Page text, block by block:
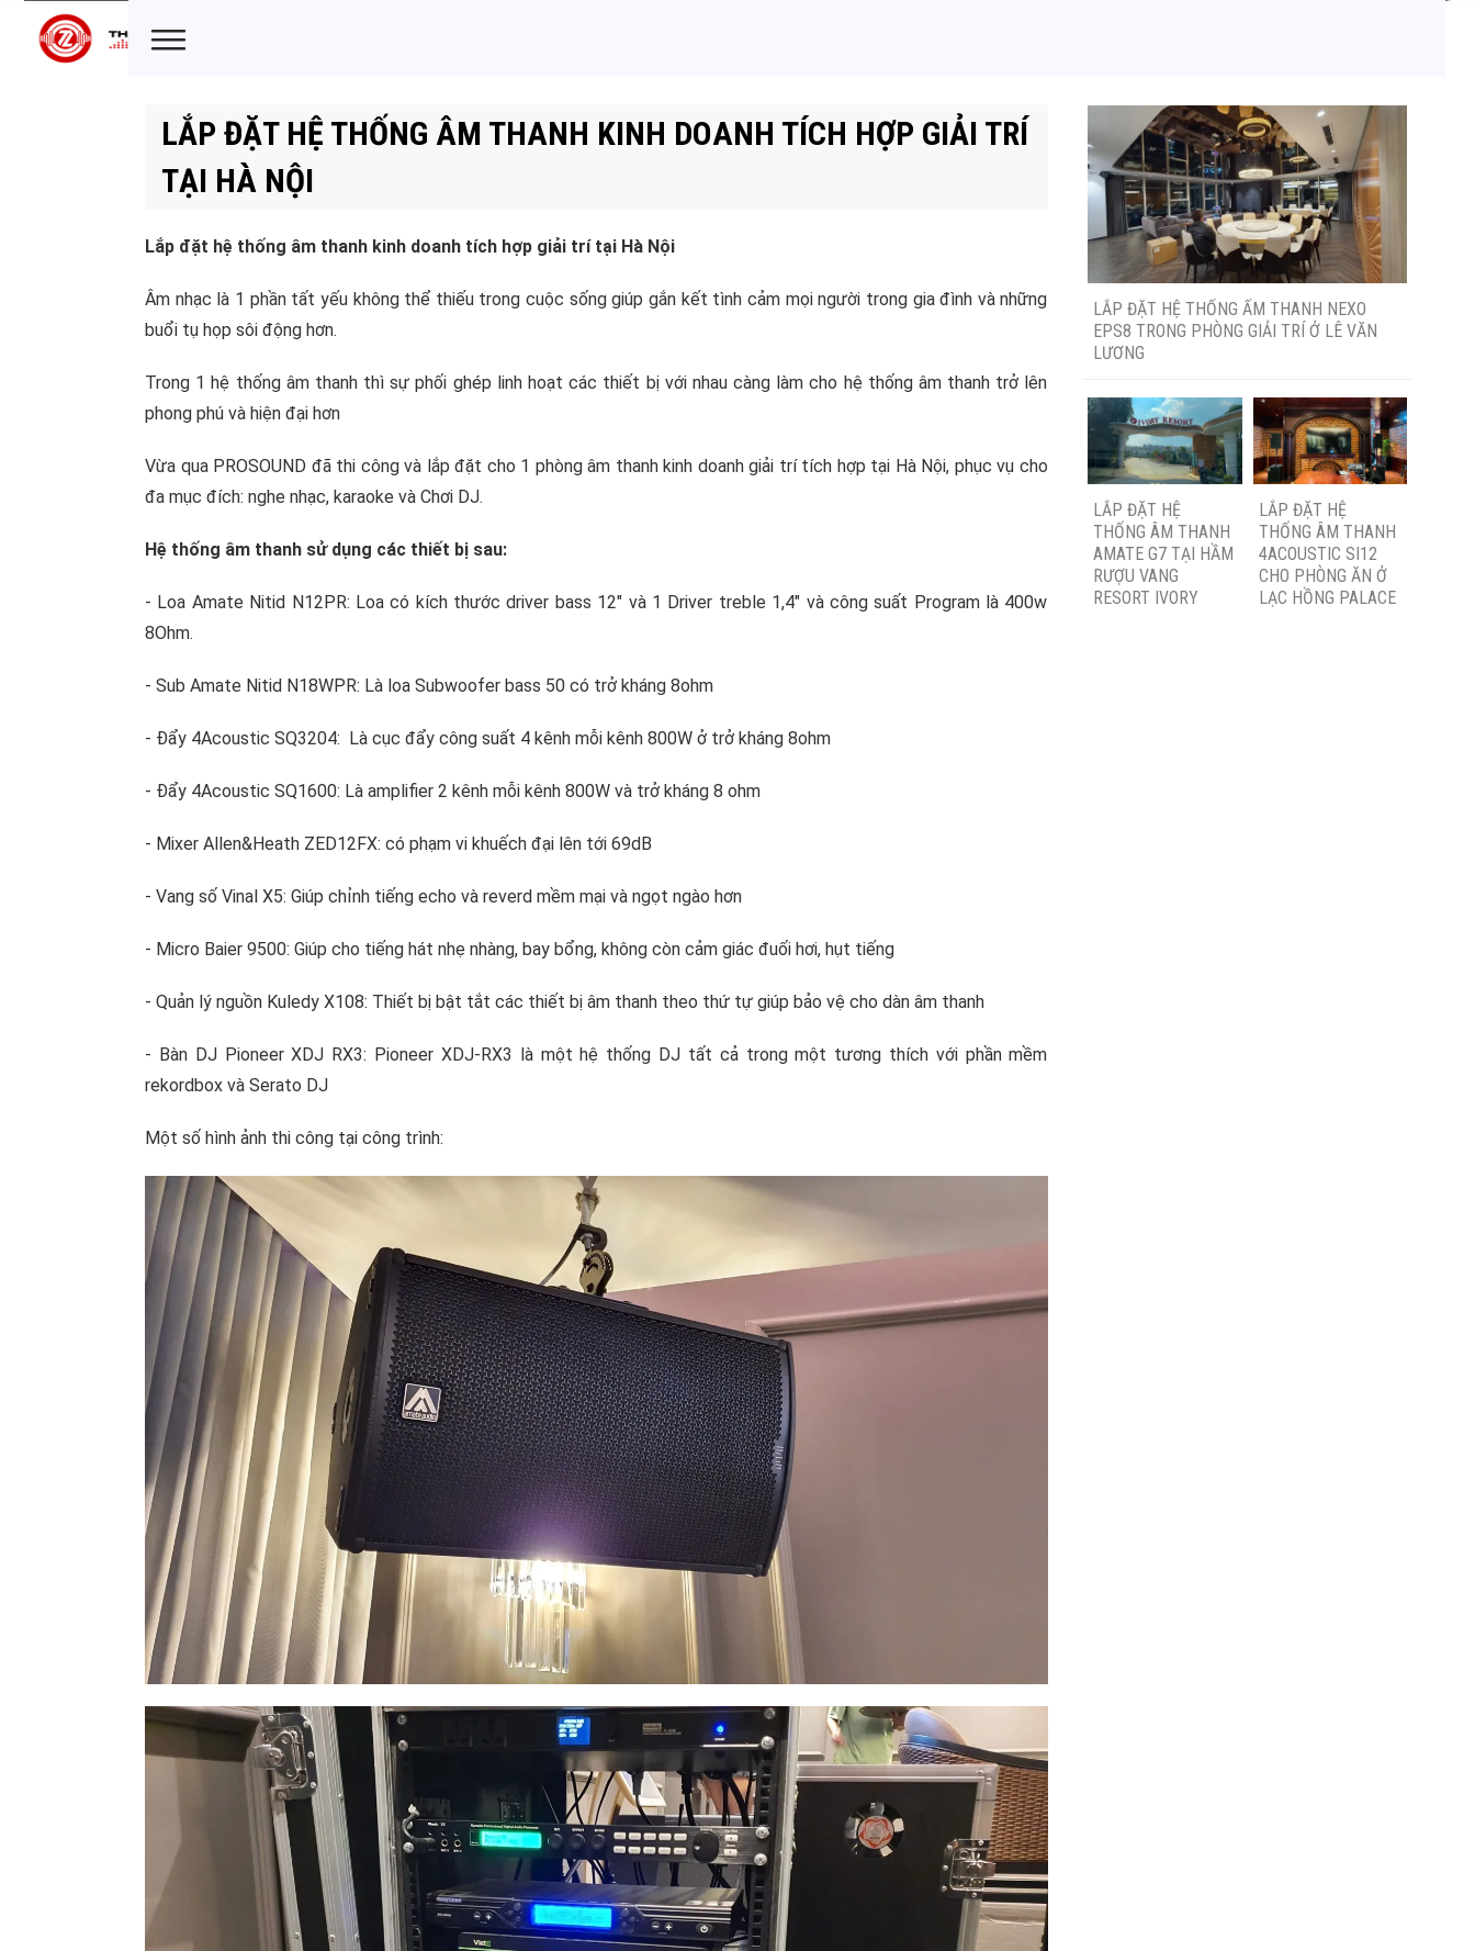
LẮP ĐẶT HỆ THỐNG ÂM THANH KINH DOANH TÍCH HỢP GIẢI TRÍ
TẠI HÀ NỘI
Lắp đặt hệ thống âm thanh kinh doanh tích hợp giải trí tại Hà Nội
Âm nhạc là 1 phần tất yếu không thể thiếu trong cuộc sống giúp gắn kết tình cảm mọi người trong gia đình và những
buổi tụ họp sôi động hơn.
Trong 1 hệ thống âm thanh thì sự phối ghép linh hoạt các thiết bị với nhau càng làm cho hệ thống âm thanh trở lên
phong phú và hiện đại hơn
Vừa qua PROSOUND đã thi công và lắp đặt cho 1 phòng âm thanh kinh doanh giải trí tích hợp tại Hà Nội, phục vụ cho
đa mục đích: nghe nhạc, karaoke và Chơi DJ.
Hệ thống âm thanh sử dụng các thiết bị sau:
- Loa Amate Nitid N12PR: Loa có kích thước driver bass 12" và 1 Driver treble 1,4" và công suất Program là 400w
8Ohm.
- Sub Amate Nitid N18WPR: Là loa Subwoofer bass 50 có trở kháng 8ohm
- Đẩy 4Acoustic SQ3204: Là cục đẩy công suất 4 kênh mỗi kênh 800W ở trở kháng 8ohm
- Đẩy 4Acoustic SQ1600: Là amplifier 2 kênh mỗi kênh 800W và trở kháng 8 ohm
- Mixer Allen&Heath ZED12FX: có phạm vi khuếch đại lên tới 69dB
- Vang số Vinal X5: Giúp chỉnh tiếng echo và reverd mềm mại và ngọt ngào hơn
- Micro Baier 9500: Giúp cho tiếng hát nhẹ nhàng, bay bổng, không còn cảm giác đuối hơi, hụt tiếng
- Quản lý nguồn Kuledy X108: Thiết bị bật tắt các thiết bị âm thanh theo thứ tự giúp bảo vệ cho dàn âm thanh
- Bàn DJ Pioneer XDJ RX3: Pioneer XDJ-RX3 là một hệ thống DJ tất cả trong một tương thích với phần mềm
rekordbox và Serato DJ
Một số hình ảnh thi công tại công trình:
LẮP ĐẶT HỆ THỐNG ẤM THANH NEXO
EPS8 TRONG PHÒNG GIẢI TRÍ Ở LÊ VĂN
LƯƠNG
LẮP ĐẶT HỆ
THỐNG ÂM THANH
AMATE G7 TẠI HẦM
RƯỢU VANG
RESORT IVORY
LẮP ĐẶT HỆ
THỐNG ÂM THANH
4ACOUSTIC SI12
CHO PHÒNG ĂN Ở
LẠC HỒNG PALACE